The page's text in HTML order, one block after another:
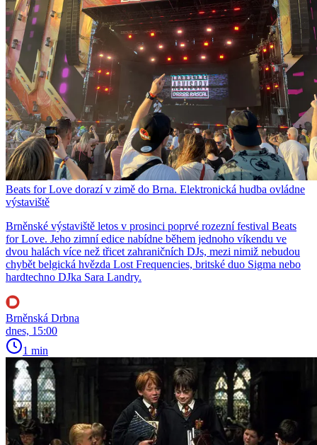
Beats for Love dorazí v zimě do Brna. Elektronická hudba ovládne
výstaviště
Brněnské výstaviště letos v prosinci poprvé rozezní festival Beats
for Love. Jeho zimní edice nabídne během jednoho víkendu ve
dvou halách více než třicet zahraničních DJs, mezi nimiž nebudou
chybět belgická hvězda Lost Frequencies, britské duo Sigma nebo
hardtechno DJka Sara Landry.
Brněnská Drbna
dnes, 15:00
1 min